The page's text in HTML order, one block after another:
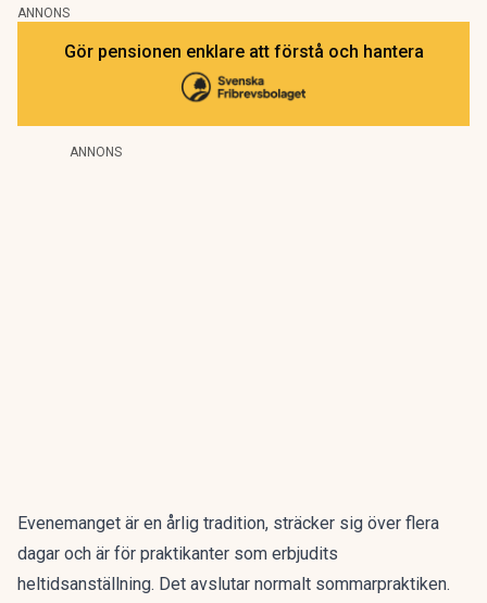
ANNONS
Gör pensionen enklare att förstå och hantera
ANNONS
Evenemanget är en årlig tradition, sträcker sig över flera
dagar och är för praktikanter som erbjudits
heltidsanställning. Det avslutar normalt sommarpraktiken.